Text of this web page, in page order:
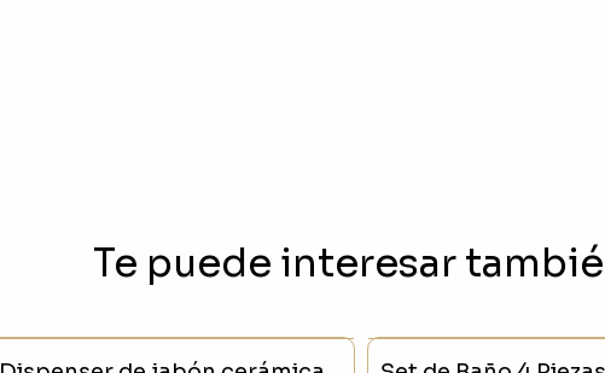
Te puede interesar
SIN STOCK - 23 % SIN STOCK